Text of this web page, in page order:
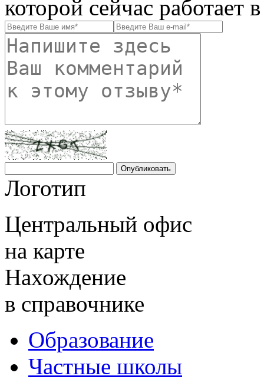
которой сейчас
Логотип
Центральный офис
на карте
Нахождение
в справочнике
Образование
Частные школы